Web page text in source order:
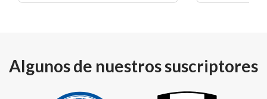
Algunos de nuestros suscriptores